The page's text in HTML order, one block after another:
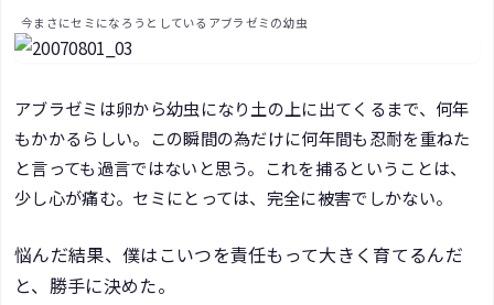
今まさにセミになろうとしているアブラゼミの幼虫
アブラゼミは卵から幼虫になり土の上に出てくるまで、何年
もかかるらしい。この瞬間の為だけに何年間も忍耐を重ねた
と言っても過言ではないと思う。これを捕るということは、
少し心が痛む。セミにとっては、完全に被害でしかない。
悩んだ結果、僕はこいつを責任もって大きく育てるんだ
と、勝手に決めた。